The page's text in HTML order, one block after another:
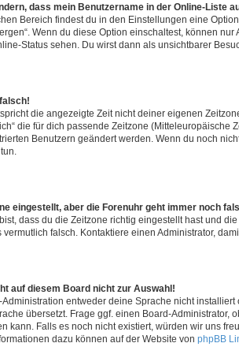
dass mein Benutzername in der Online-Liste
Bereich findest du in den Einstellungen eine
Wenn du diese Option einschaltest, können
Status sehen. Du wirst dann als unsichtbarer
die angezeigte Zeit nicht deiner eigenen
die für dich passende Zeitzone (Mitteleuropäische
Benutzern geändert werden. Wenn du noch
eingestellt, aber die Forenuhr geht immer noch
dass du die Zeitzone richtig eingestellt hast und
vermutlich falsch. Kontaktiere einen Administrator,
auf diesem Board nicht zur Auswahl!
entweder deine Sprache nicht
übersetzt. Frage ggf. einen Board-Administrator,
kann. Falls es noch nicht existiert, würden wir uns
dazu können auf der Website von phpBB